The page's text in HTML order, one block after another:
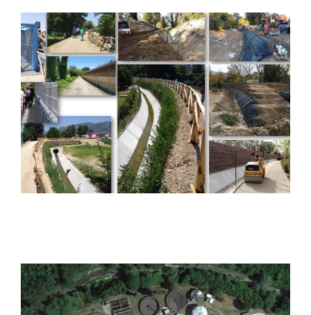
Opere di sistemazione
idraulica del Fiume Nera
per la messa in sicurezza
delle aree a rischio di
inondazione della Conca
Ternana (III Stralcio
funzionale, I Lotto)